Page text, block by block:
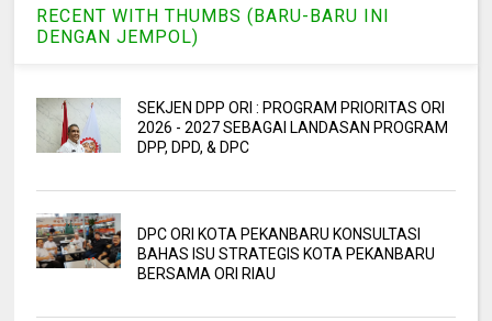
RECENT WITH THUMBS (BARU-BARU INI
DENGAN JEMPOL)
SEKJEN DPP ORI : PROGRAM PRIORITAS ORI
2026 - 2027 SEBAGAI LANDASAN PROGRAM
DPP, DPD, & DPC
DPC ORI KOTA PEKANBARU KONSULTASI
BAHAS ISU STRATEGIS KOTA PEKANBARU
BERSAMA ORI RIAU